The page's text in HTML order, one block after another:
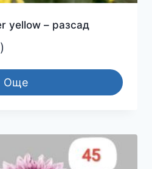
yellow – разсад
Още